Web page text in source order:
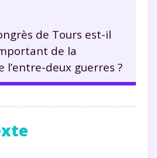
de Tours est-il
de la
l’entre-deux guerres ?